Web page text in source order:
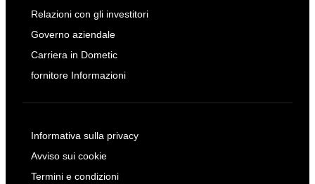
Relazioni con gli investitori
Governo aziendale
Carriera in Dometic
fornitore Informazioni
Informativa sulla privacy
Avviso sui cookie
Termini e condizioni